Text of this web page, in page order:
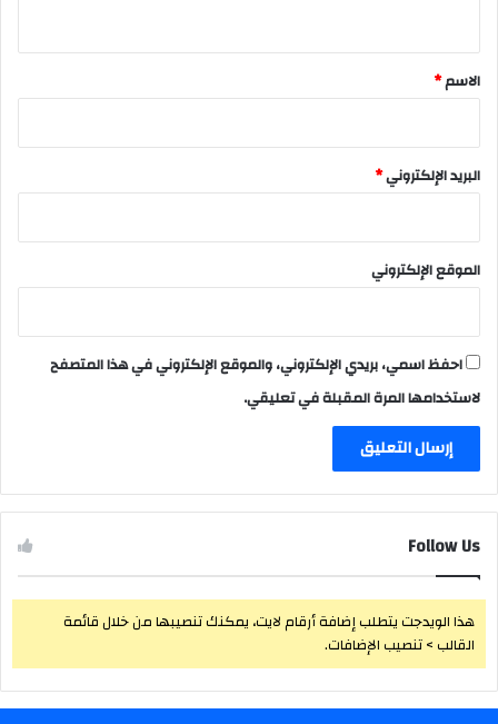
*
الاسم*
البريد الإلكتروني*
الموقع الإلكتروني
احفظ اسمي، بريدي الإلكتروني، والموقع الإلكتروني في هذا المتصفح
لاستخدامها المرة المقبلة في تعليقي.
Follow Us
هذا الويدجت يتطلب إضافة أرقام لايت، يمكنك تنصيبها من خلال قائمة
القالب > تنصيب الإضافات.